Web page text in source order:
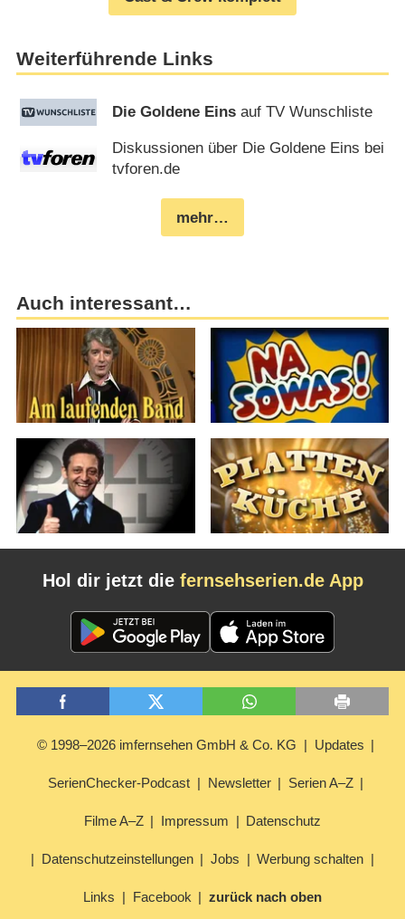
Weiterführende Links
Die Goldene Eins auf TV Wunschliste
Diskussionen über Die Goldene Eins bei
tvforen.de
mehr…
Auch interessant…
Hol dir jetzt die fernsehserien.de App
© 1998–2026 imfernsehen GmbH & Co. KG Updates
SerienChecker-Podcast Newsletter Serien A–Z
Filme A–Z Impressum Datenschutz
Datenschutzeinstellungen Jobs Werbung schalten
Links Facebook zurück nach oben